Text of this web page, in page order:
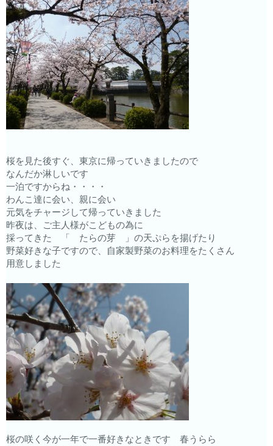
桜を見た後すぐ、東京に帰っていきましたので
なんだか淋しいです
一泊ですからね・・・・
わんこ達に会い、親に会い
元気をチャージして帰っていきました
昨夜は、ご主人様がこどもの為に
採ってきた 「 たらの芽 」の天ぷらを揚げたり
野菜好きな子ですので、自家製野菜のお料理をたくさん
用意しました
桜の咲く今が一年で一番好きなときです 春うらら